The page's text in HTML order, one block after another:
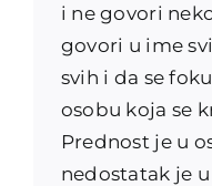
i ne govori
govori u ime
svih i da se
osobu koja se
Prednost je u
nedostatak je